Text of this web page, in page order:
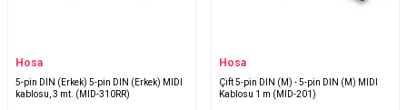
Hosa
5-pin DIN (Erkek) 5-pin DIN (Erkek) MIDI
kablosu, 3 mt. (MID-310RR)
Hosa
Çift 5-pin DIN (M) - 5-pin DIN (M) MIDI
Kablosu 1 m (MID-201)